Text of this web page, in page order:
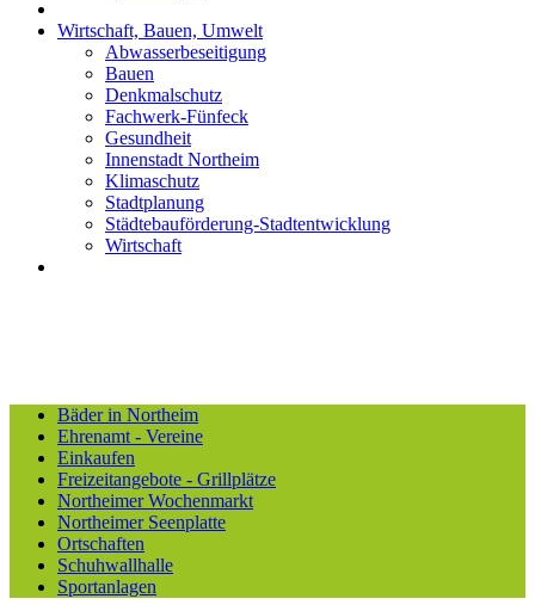
Wirtschaft, Bauen, Umwelt
Abwasserbeseitigung
Bauen
Denkmalschutz
Fachwerk-Fünfeck
Gesundheit
Innenstadt Northeim
Klimaschutz
Stadtplanung
Städtebauförderung-Stadtentwicklung
Wirtschaft
Bäder in Northeim
Ehrenamt - Vereine
Einkaufen
Freizeitangebote - Grillplätze
Northeimer Wochenmarkt
Northeimer Seenplatte
Ortschaften
Schuhwallhalle
Sportanlagen